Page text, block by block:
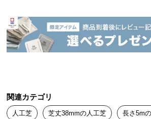
い
て
小
の
配
他を圧倒するクオリテ
天然芝のような風合いを一年中
関連カテゴリ
人工芝 芝丈38mmの人工芝 長さ5m